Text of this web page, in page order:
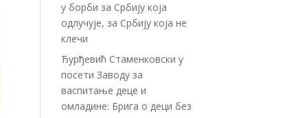
у борби за Србију која
одлучује, за Србију која не
клечи
Ђурђевић Стаменковски у
посети Заводу за
васпитање деце и
омладине: Брига о деци без